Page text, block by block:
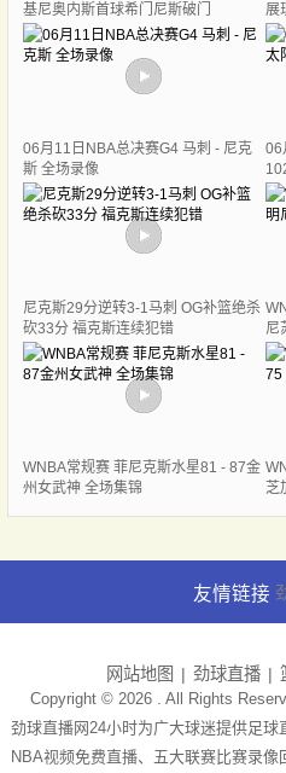
基尼奥内斯首球希门尼斯破门
展
06月11日NBA总决赛G4 马刺 - 尼克
斯 全场录像
06
尼克斯29分逆转3-1马刺 OG补篮绝杀
砍33分 福克斯连续犯错
尼
WNBA常规赛 菲尼克斯水星81 - 87金
州女武神 全场集锦
芝
友情链接
网站地图 劲球直播
Copyright © 2026 . All Rights
劲球直播网24小时为广大球迷提供足球
NBA视频免费直播、五大联赛比赛录